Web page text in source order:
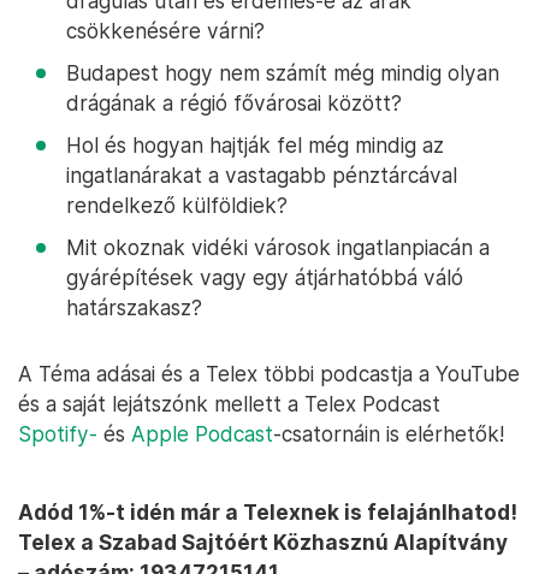
csökkenésére várni?
Budapest hogy nem számít még mindig olyan
drágának a régió fővárosai között?
Hol és hogyan hajtják fel még mindig az
ingatlanárakat a vastagabb pénztárcával
rendelkező külföldiek?
Mit okoznak vidéki városok ingatlanpiacán a
gyárépítések vagy egy átjárhatóbbá váló
határszakasz?
A Téma adásai és a Telex többi podcastja a YouTube
és a saját lejátszónk mellett a Telex Podcast
Spotify- és Apple Podcast-csatornáin is elérhetők!
Adód 1%-t idén már a Telexnek is felajánlhatod!
Telex a Szabad Sajtóért Közhasznú Alapítvány